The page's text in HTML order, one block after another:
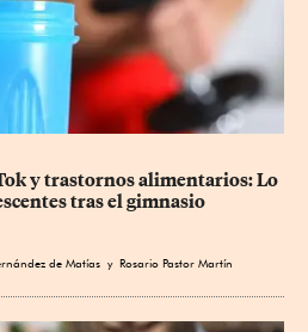
y trastornos alimentarios: Lo
tras el gimnasio
de Matías y Rosario Pastor Martín